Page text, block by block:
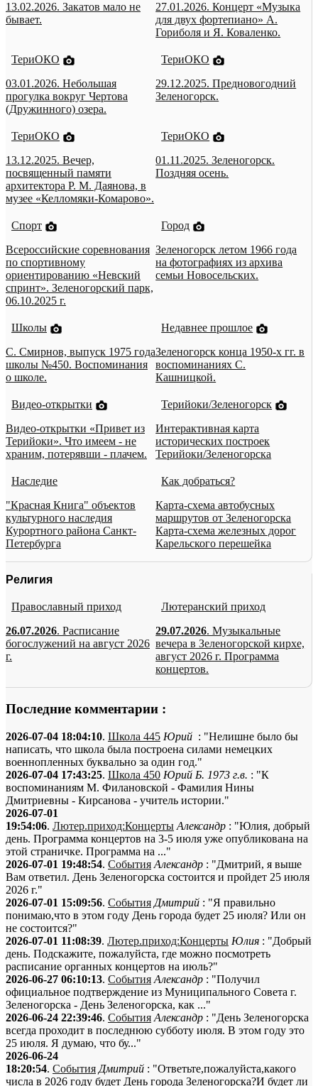
13.02.2026. Закатов мало не
бывает.
27.01.2026. Концерт «Музыка
для двух фортепиано» А.
Гориболя и Я. Коваленко.
ТериОКО
03.01.2026. Небольшая
прогулка вокруг Чертова
(Дружинного) озера.
ТериОКО
29.12.2025. Предновогодний
Зеленогорск.
ТериОКО
13.12.2025. Вечер,
посвященный памяти
архитектора Р. М. Даянова, в
музее «Келломяки-Комарово».
ТериОКО
01.11.2025. Зеленогорск.
Поздняя осень.
Спорт
Всероссийские соревнования
по спортивному
ориентированию «Невский
спринт». Зеленогорский парк,
06.10.2025 г.
Город
Зеленогорск летом 1966 года
на фотографиях из архива
семьи Новосельских.
Школы
С. Смирнов, выпуск 1975 года
школы №450. Воспоминания
о школе.
Недавнее прошлое
Зеленогорск конца 1950-х гг. в
воспоминаниях С.
Кашницкой.
Видео-открытки
Видео-открытки «Привет из
Терийоки». Что имеем - не
храним, потерявши - плачем.
Терийоки/Зеленогорск
Интерактивная карта
исторических построек
Терийоки/Зеленогорска
Наследие
"Красная Книга" объектов
культурного наследия
Курортного района Санкт-
Петербурга
Как добраться?
Карта-схема автобусных
маршрутов от Зеленогорска
Карта-схема железных дорог
Карельского перешейка
Религия
Православный приход
26.07.2026. Расписание
богослужений на август 2026
г.
Лютеранский приход
29.07.2026. Музыкальные
вечера в Зеленогорской кирхе,
август 2026 г. Программа
концертов.
Последние комментарии :
2026-07-04 18:04:10. Школа 445 Юрий : "Нелишне было бы
написать, что школа была построена силами немецких
военнопленных буквально за один год."
2026-07-04 17:43:25. Школа 450 Юрий Б. 1973 г.в. : "К
воспоминаниям М. Филановской - Фамилия Нины
Дмитриевны - Кирсанова - учитель истории."
2026-07-01
19:54:06. Лютер.приход:Концерты Александр : "Юлия, добрый
день. Программа концертов на 3-5 июля уже опубликована на
этой страничке. Программа на ..."
2026-07-01 19:48:54. События Александр : "Дмитрий, я выше
Вам ответил. День Зеленогорска состоится и пройдет 25 июля
2026 г."
2026-07-01 15:09:56. События Дмитрий : "Я правильно
понимаю,что в этом году День города будет 25 июля? Или он
не состоится?"
2026-07-01 11:08:39. Лютер.приход:Концерты Юлия : "Добрый
день. Подскажите, пожалуйста, где можно посмотреть
расписание органных концертов на июль?"
2026-06-27 06:10:13. События Александр : "Получил
официальное подтверждение из Муниципального Совета г.
Зеленогорска - День Зеленогорска, как ..."
2026-06-24 22:39:46. События Александр : "День Зеленогорска
всегда проходит в последнюю субботу июля. В этом году это
25 июля. Я думаю, что бу..."
2026-06-24
18:20:54. События Дмитрий : "Ответьте,пожалуйста,какого
числа в 2026 году будет День города Зеленогорска?И будет ли